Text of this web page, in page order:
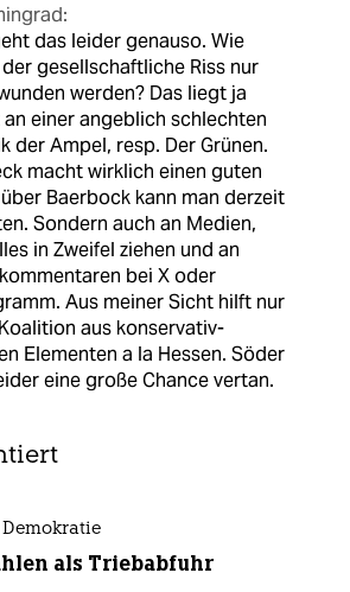
das leider genauso. Wie
der gesellschaftliche Riss nur
werden? Das liegt ja
einer angeblich schlechten
der Ampel, resp. Der Grünen.
macht wirklich einen guten
Baerbock kann man derzeit
Sondern auch an Medien,
in Zweifel ziehen und an
bei X oder
Aus meiner Sicht hilft nur
aus konservativ-
Elementen a la Hessen. Söder
eine große Chance vertan.
als Triebabfuhr